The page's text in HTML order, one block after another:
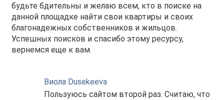
будьте бдительны и желаю всем, кто в поиске на
данной площадке найти свои квартиры и своих
благонадежных собственников и жильцов.
Успешных поисков и спасибо этому ресурсу,
вернемся еще к вам.
Виола Dusekeeva
Пользуюсь сайтом второй раз. Считаю, что